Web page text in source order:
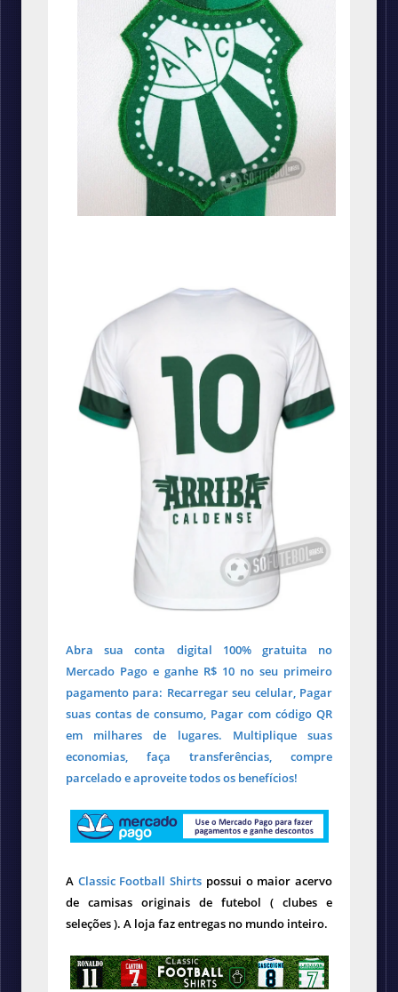
Abra sua conta digital 100% gratuita no
Mercado Pago e ganhe R$ 10 no seu primeiro
pagamento para: Recarregar seu celular, Pagar
suas contas de consumo, Pagar com código QR
em milhares de lugares. Multiplique suas
economias, faça transferências, compre
parcelado e aproveite todos os benefícios!
A Classic Football Shirts possui o maior acervo
de camisas originais de futebol ( clubes e
seleções ). A loja faz entregas no mundo inteiro.